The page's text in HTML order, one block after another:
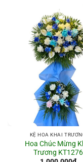
KỆ HOA KHAI
Hoa Chúc Mừng
Trương KT1276